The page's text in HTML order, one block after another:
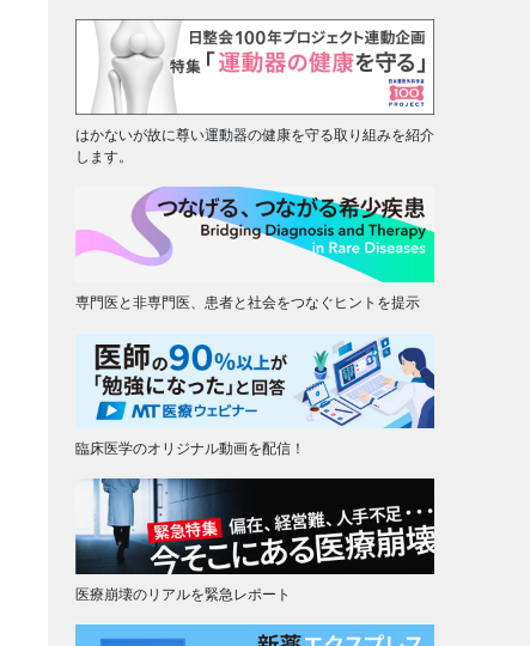
はかないが故に尊い運動器の健康を守る取り組みを紹介
します。
専門医と非専門医、患者と社会をつなぐヒントを提示
臨床医学のオリジナル動画を配信！
医療崩壊のリアルを緊急レポート